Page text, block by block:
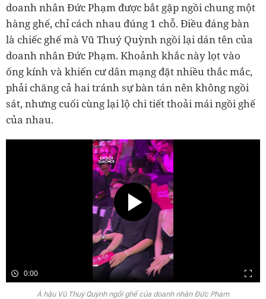
doanh nhân Đức Phạm được bắt gặp ngồi chung một
hàng ghế, chỉ cách nhau đúng 1 chỗ. Điều đáng bàn
là chiếc ghế mà Vũ Thuý Quỳnh ngồi lại dán tên của
doanh nhân Đức Phạm. Khoảnh khắc này lọt vào
ống kính và khiến cư dân mạng đặt nhiều thắc mắc,
phải chăng cả hai tránh sự bàn tán nên không ngồi
sát, nhưng cuối cùng lại lộ chi tiết thoải mái ngồi ghế
của nhau.
0:00
Á hậu Vũ Thuý Quỳnh ngồi ghế của doanh nhân Đức Phạm